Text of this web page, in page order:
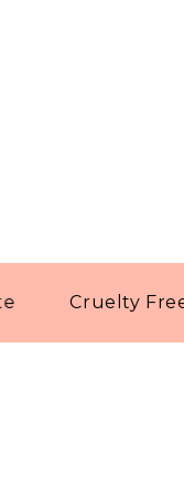
Cruelty Free